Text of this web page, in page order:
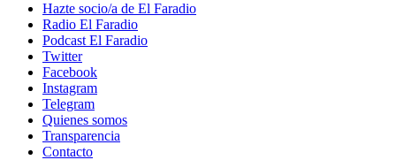
Hazte socio/a de El Faradio
Radio El Faradio
Podcast El Faradio
Twitter
Facebook
Instagram
Telegram
Quienes somos
Transparencia
Contacto